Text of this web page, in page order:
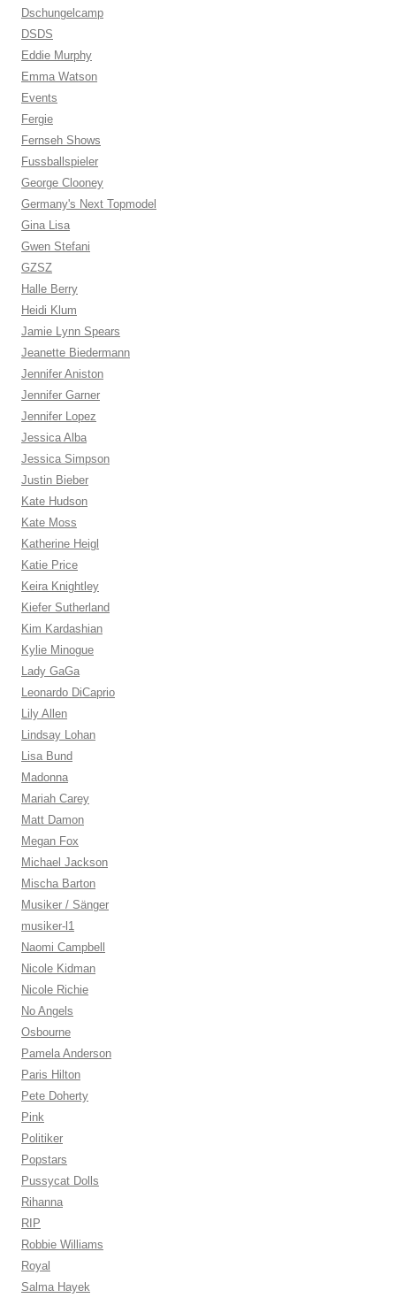
Dschungelcamp
DSDS
Eddie Murphy
Emma Watson
Events
Fergie
Fernseh Shows
Fussballspieler
George Clooney
Germany's Next Topmodel
Gina Lisa
Gwen Stefani
GZSZ
Halle Berry
Heidi Klum
Jamie Lynn Spears
Jeanette Biedermann
Jennifer Aniston
Jennifer Garner
Jennifer Lopez
Jessica Alba
Jessica Simpson
Justin Bieber
Kate Hudson
Kate Moss
Katherine Heigl
Katie Price
Keira Knightley
Kiefer Sutherland
Kim Kardashian
Kylie Minogue
Lady GaGa
Leonardo DiCaprio
Lily Allen
Lindsay Lohan
Lisa Bund
Madonna
Mariah Carey
Matt Damon
Megan Fox
Michael Jackson
Mischa Barton
Musiker / Sänger
musiker-l1
Naomi Campbell
Nicole Kidman
Nicole Richie
No Angels
Osbourne
Pamela Anderson
Paris Hilton
Pete Doherty
Pink
Politiker
Popstars
Pussycat Dolls
Rihanna
RIP
Robbie Williams
Royal
Salma Hayek